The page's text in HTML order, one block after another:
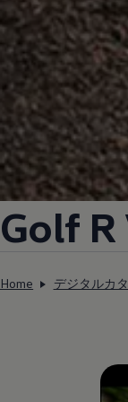
Golf
Home デジタルカ